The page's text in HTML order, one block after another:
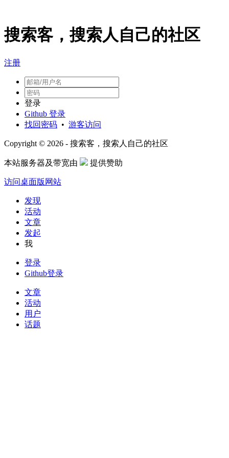
搜索客，搜索人自己的社区
注册
登录
Github 登录
找回密码 • 游客访问
Copyright © 2026 - 搜索客，搜索人自己的社区
本站服务器及带宽由 提供赞助
访问桌面版网站
发现
活动
文章
发起
我
登录
Github登录
文章
活动
用户
话题